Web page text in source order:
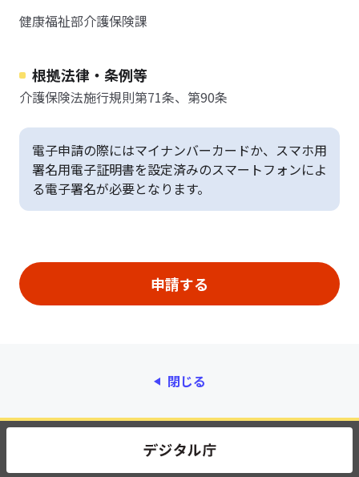
健康福祉部介護保険課
根拠法律・条例等
介護保険法施行規則第71条、第90条
電子申請の際にはマイナンバーカードか、スマホ用
署名用電子証明書を設定済みのスマートフォンによ
る電子署名が必要となります。
閉じる